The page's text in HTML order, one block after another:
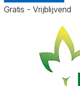
Gratis - Vrijblijvend